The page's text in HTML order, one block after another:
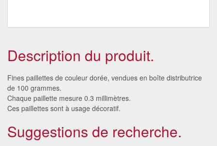
Description du produit.
Fines paillettes de couleur dorée, vendues en boîte distributrice
de 100 grammes.
Chaque paillette mesure 0.3 millimètres.
Ces paillettes sont à usage décoratif.
Suggestions de recherche.